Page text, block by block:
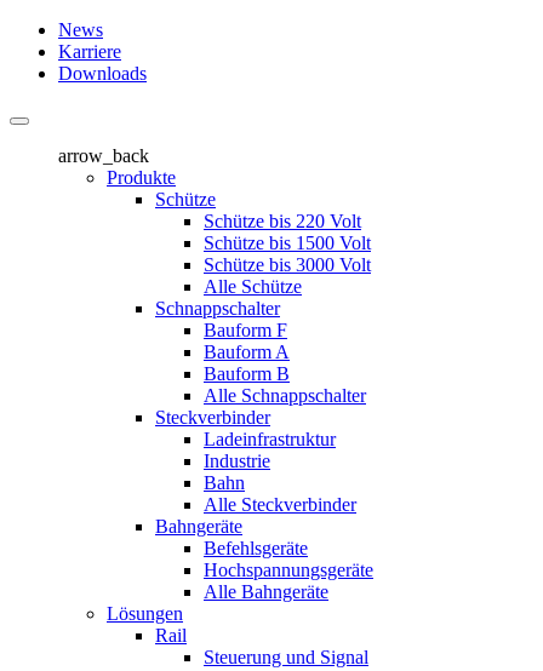
News
Karriere
Downloads
arrow_back
Produkte
Schütze
Schütze bis 220 Volt
Schütze bis 1500 Volt
Schütze bis 3000 Volt
Alle Schütze
Schnappschalter
Bauform F
Bauform A
Bauform B
Alle Schnappschalter
Steckverbinder
Ladeinfrastruktur
Industrie
Bahn
Alle Steckverbinder
Bahngeräte
Befehlsgeräte
Hochspannungsgeräte
Alle Bahngeräte
Lösungen
Rail
Steuerung und Signal